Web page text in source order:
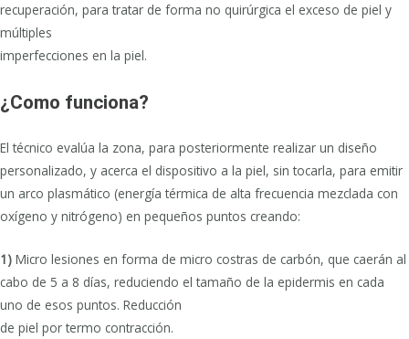
recuperación, para tratar de forma no quirúrgica el exceso de piel y
múltiples
imperfecciones en la piel.
¿Como funciona?
El técnico evalúa la zona, para posteriormente realizar un diseño
personalizado, y acerca el dispositivo a la piel, sin tocarla, para emitir
un arco plasmático (energía térmica de alta frecuencia mezclada con
oxígeno y nitrógeno) en pequeños puntos creando:
1) Micro lesiones en forma de micro costras de carbón, que caerán al
cabo de 5 a 8 días, reduciendo el tamaño de la epidermis en cada
uno de esos puntos. Reducción
de piel por termo contracción.